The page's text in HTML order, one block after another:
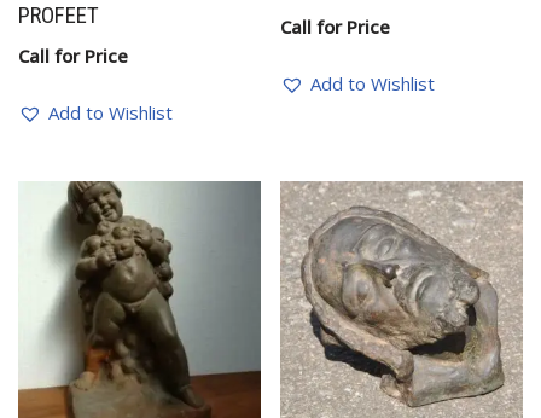
PROFEET
Call for Price
Add to Wishlist
Call for Price
Add to Wishlist